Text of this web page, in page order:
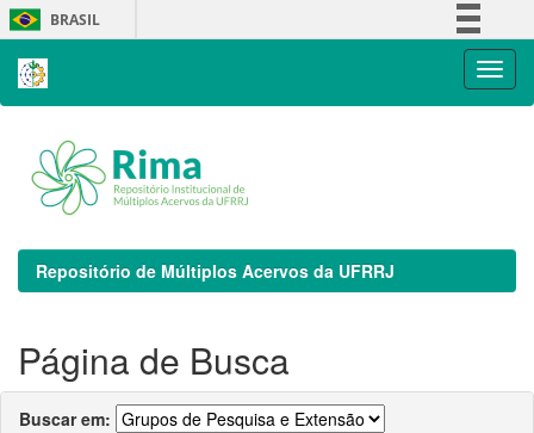
Skip
navigation
BRASIL
Repositório de Múltiplos Acervos da UFRRJ
Página de Busca
Buscar em: